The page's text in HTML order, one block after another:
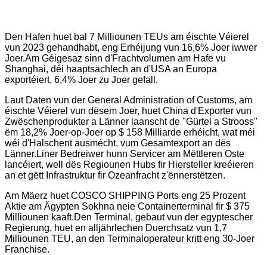
Den Hafen huet bal 7 Milliounen TEUs am éischte Véierel
vun 2023 gehandhabt, eng Erhéijung vun 16,6% Joer iwwer
Joer.Am Géigesaz sinn d'Frachtvolumen am Hafe vu
Shanghai, déi haaptsächlech an d'USA an Europa
exportéiert, 6,4% Joer zu Joer gefall.
Laut Daten vun der General Administration of Customs, am
éischte Véierel vun dësem Joer, huet China d'Exporter vun
Zwëschenprodukter a Länner laanscht de "Gürtel a Strooss"
ëm 18,2% Joer-op-Joer op $ 158 Milliarde erhéicht, wat méi
wéi d'Halschent ausmécht. vum Gesamtexport an dës
Länner.Liner Bedreiwer hunn Servicer am Mëttleren Oste
lancéiert, well dës Regiounen Hubs fir Hiersteller kreéieren
an et gëtt Infrastruktur fir Ozeanfracht z'ënnerstëtzen.
Am Mäerz huet COSCO SHIPPING Ports eng 25 Prozent
Aktie am Ägypten Sokhna neie Containerterminal fir $ 375
Milliounen kaaft.Den Terminal, gebaut vun der egyptescher
Regierung, huet en alljährlechen Duerchsatz vun 1,7
Milliounen TEU, an den Terminaloperateur kritt eng 30-Joer
Franchise.